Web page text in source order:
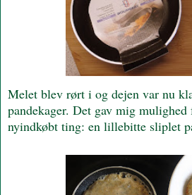
Melet blev rørt i og dejen var nu
pandekager. Det gav mig
nyindkøbt ting: en lillebitte sliplet